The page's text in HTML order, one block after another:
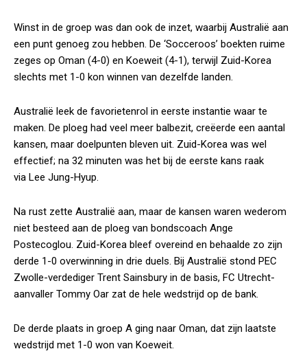
Winst in de groep was dan ook de inzet, waarbij Australië aan
een punt genoeg zou hebben. De ‘Socceroos’ boekten ruime
zeges op Oman (4-0) en Koeweit (4-1), terwijl Zuid-Korea
slechts met 1-0 kon winnen van dezelfde landen.
Australië leek de favorietenrol in eerste instantie waar te
maken. De ploeg had veel meer balbezit, creëerde een aantal
kansen, maar doelpunten bleven uit. Zuid-Korea was wel
effectief; na 32 minuten was het bij de eerste kans raak
via Lee Jung-Hyup.
Na rust zette Australië aan, maar de kansen waren wederom
niet besteed aan de ploeg van bondscoach Ange
Postecoglou. Zuid-Korea bleef overeind en behaalde zo zijn
derde 1-0 overwinning in drie duels. Bij Australië stond PEC
Zwolle-verdediger Trent Sainsbury in de basis, FC Utrecht-
aanvaller Tommy Oar zat de hele wedstrijd op de bank.
De derde plaats in groep A ging naar Oman, dat zijn laatste
wedstrijd met 1-0 won van Koeweit.